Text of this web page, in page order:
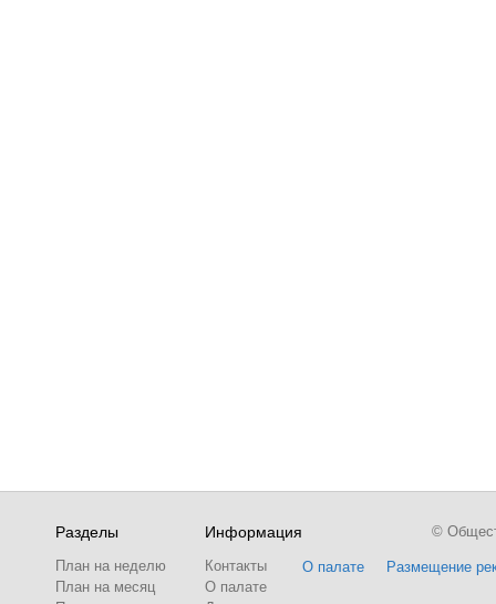
Разделы
План на неделю
План на месяц
Информация
Контакты
О палате
О палате Размещение
©